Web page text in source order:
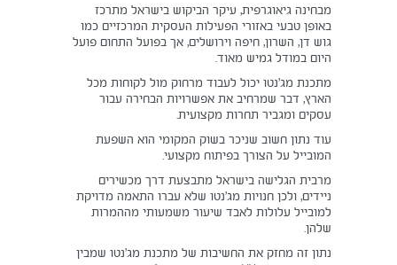
מבחינה גיאוגרפית, עיקר הביקוש בישראל מתרכז
באופן טבעי באזורי הפעילות העסקית המרכזיים כמו
גוש דן, השרון, חיפה וירושלים, אך בפועל התחום פועל
היום במודל גמיש מאוד.
מתכנת מג’נטו יכול לעבוד מרחוק מול לקוחות מכל
הארץ, דבר שמרחיב את אפשרויות הבחירה עבור
עסקים ומגביר תחרות מקצועית.
עוד נתון חשוב שניכר בשוק המקומי הוא השפעת
המובייל על הצורך בפיתוח מקצועי.
מרבית הגלישה בישראל מתבצעת דרך מכשירים
ניידים, ולכן חנויות מג’נטו שלא עברו התאמה מדויקת
למובייל עלולות לאבד שיעור משמעותי מההמרות
שלהן.
נתון זה מחזק את החשיבות של מתכנת מג’נטו שמבין